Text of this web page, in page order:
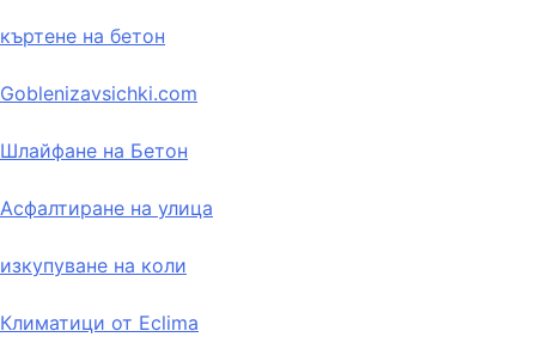
къртене на бетон
Goblenizavsichki.com
Шлайфане на Бетон
Асфалтиране на улица
изкупуване на коли
Климатици от Eclima